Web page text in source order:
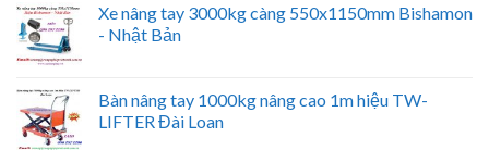
Xe nâng tay 3000kg càng 550x1150mm Bishamon
- Nhật Bản
Bàn nâng tay 1000kg nâng cao 1m hiệu TW-
LIFTER Đài Loan